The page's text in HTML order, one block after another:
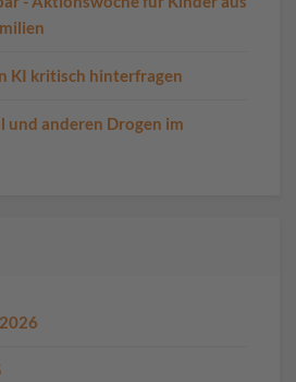
KI kritisch hinterfragen
und anderen Drogen im